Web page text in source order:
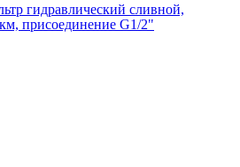
гидравлический сливной,
присоединение G1/2"